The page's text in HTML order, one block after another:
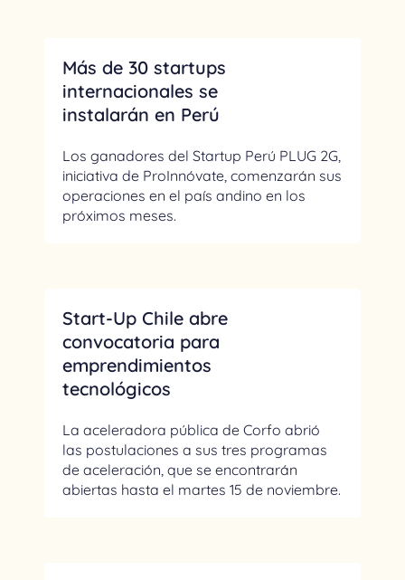
Más de 30 startups
internacionales se
instalarán en Perú
Los ganadores del Startup Perú PLUG 2G,
iniciativa de ProInnóvate, comenzarán sus
operaciones en el país andino en los
próximos meses.
Start-Up Chile abre
convocatoria para
emprendimientos
tecnológicos
La aceleradora pública de Corfo abrió
las postulaciones a sus tres programas
de aceleración, que se encontrarán
abiertas hasta el martes 15 de noviembre.